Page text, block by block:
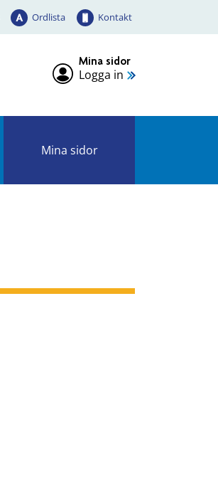
Ordlista Kontakt
Mina sidor
Logga in
Mina sidor